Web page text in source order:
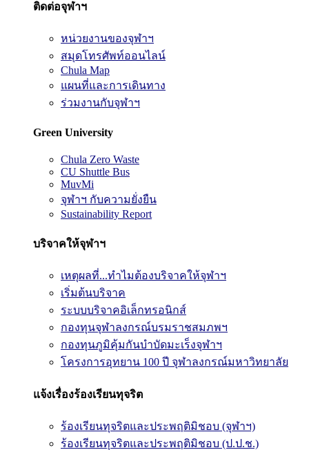
ติดต่อจุฬาฯ
หน่วยงานของจุฬาฯ
สมุดโทรศัพท์ออนไลน์
Chula Map
แผนที่และการเดินทาง
ร่วมงานกับจุฬาฯ
Green University
Chula Zero Waste
CU Shuttle Bus
MuvMi
จุฬาฯ กับความยั่งยืน
Sustainability Report
บริจาคให้จุฬาฯ
เหตุผลที่...ทำไมต้องบริจาคให้จุฬาฯ
เริ่มต้นบริจาค
ระบบบริจาคอิเล็กทรอนิกส์
กองทุนจุฬาลงกรณ์บรมราชสมภพฯ
กองทุนภูมิคุ้มกันบำบัดมะเร็งจุฬาฯ
โครงการอุทยาน 100 ปี จุฬาลงกรณ์มหาวิทยาลัย
แจ้งเรื่องร้องเรียนทุจริต
ร้องเรียนทุจริตและประพฤติมิชอบ (จุฬาฯ)
ร้องเรียนทุจริตและประพฤติมิชอบ (ป.ป.ช.)